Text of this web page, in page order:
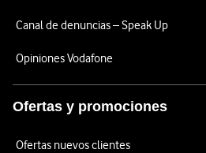
Canal de denuncias – Speak Up
Opiniones Vodafone
Ofertas y promociones
Ofertas nuevos clientes